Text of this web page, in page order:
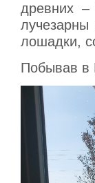
древних
лошадки,
Побывав в